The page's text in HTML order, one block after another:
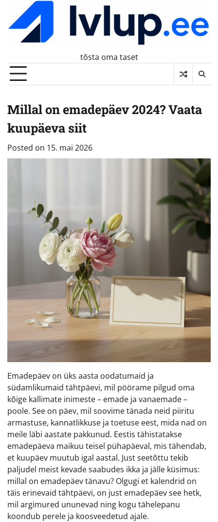
content
tõsta oma taset
Millal on emadepäev 2024? Vaata
kuupäeva siit
Posted on 15. mai 2026
Emadepäev on üks aasta oodatumaid ja
südamlikumaid tähtpäevi, mil pöörame pilgud oma
kõige kallimate inimeste – emade ja vanaemade –
poole. See on päev, mil soovime tänada neid piiritu
armastuse, kannatlikkuse ja toetuse eest, mida nad on
meile läbi aastate pakkunud. Eestis tähistatakse
emadepäeva maikuu teisel pühapäeval, mis tähendab,
et kuupäev muutub igal aastal. Just seetõttu tekib
paljudel meist kevade saabudes ikka ja jälle küsimus:
millal on emadepäev tänavu? Olgugi et kalendrid on
täis erinevaid tähtpäevi, on just emadepäev see hetk,
mil argimured ununevad ning kogu tähelepanu
koondub perele ja koosveedetud ajale.